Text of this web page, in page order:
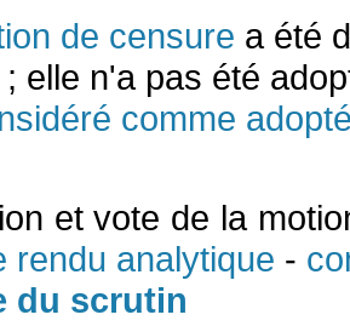
de censure a été
; elle n'a pas été
comme
et vote de la
rendu analytique -
du scrutin